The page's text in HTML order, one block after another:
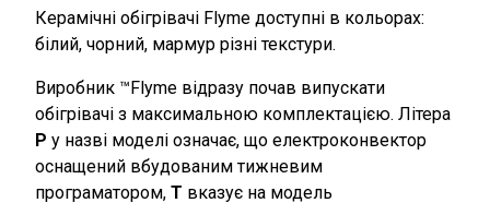
Керамічні обігрівачі Flyme доступні в кольорах:
білий, чорний, мармур різні текстури.
Виробник ™Flyme відразу почав випускати
обігрівачі з максимальною комплектацією. Літера
Р у назві моделі означає, що електроконвектор
оснащений вбудованим тижневим
програматором, Т вказує на модель